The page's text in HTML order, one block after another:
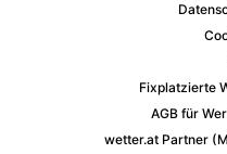
Fixplatzierte
AGB für
wetter.at Partner